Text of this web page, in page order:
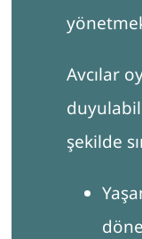
Avcılar
şekilde